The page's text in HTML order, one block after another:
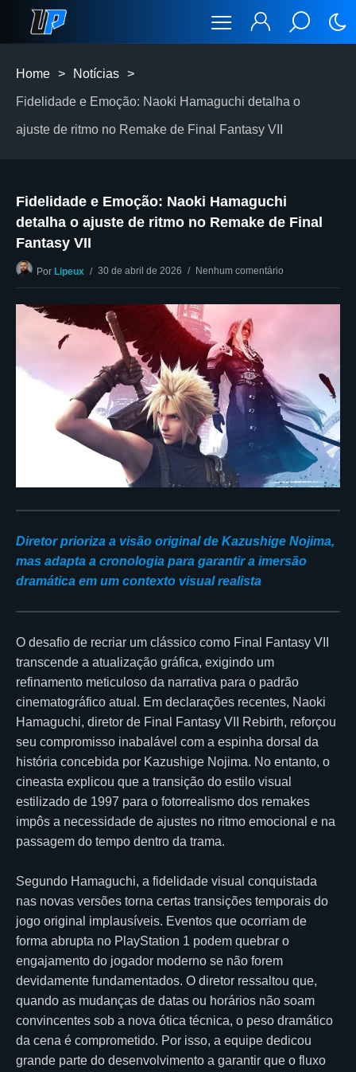
Home > Notícias >
Fidelidade e Emoção: Naoki Hamaguchi detalha o
ajuste de ritmo no Remake de Final Fantasy VII
Fidelidade e Emoção: Naoki Hamaguchi
detalha o ajuste de ritmo no Remake de Final
Fantasy VII
Por Lipeux 30 de abril de 2026 Nenhum comentário
Diretor prioriza a visão original de Kazushige Nojima,
mas adapta a cronologia para garantir a imersão
dramática em um contexto visual realista
O desafio de recriar um clássico como Final Fantasy VII
transcende a atualização gráfica, exigindo um
refinamento meticuloso da narrativa para o padrão
cinematográfico atual. Em declarações recentes, Naoki
Hamaguchi, diretor de Final Fantasy VII Rebirth, reforçou
seu compromisso inabalável com a espinha dorsal da
história concebida por Kazushige Nojima. No entanto, o
cineasta explicou que a transição do estilo visual
estilizado de 1997 para o fotorrealismo dos remakes
impôs a necessidade de ajustes no ritmo emocional e na
passagem do tempo dentro da trama.
Segundo Hamaguchi, a fidelidade visual conquistada
nas novas versões torna certas transições temporais do
jogo original implausíveis. Eventos que ocorriam de
forma abrupta no PlayStation 1 podem quebrar o
engajamento do jogador moderno se não forem
devidamente fundamentados. O diretor ressaltou que,
quando as mudanças de datas ou horários não soam
convincentes sob a nova ótica técnica, o peso dramático
da cena é comprometido. Por isso, a equipe dedicou
grande parte do desenvolvimento a garantir que o fluxo